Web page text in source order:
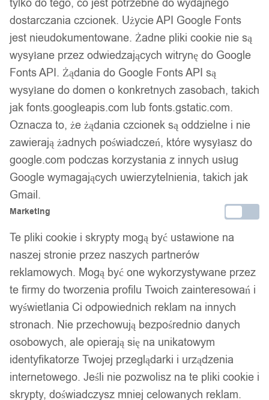
Dostawa w 24h
Zamówienia złożone do 14:00 wysyłamy tego samego dnia.
Kod produktu: CH04
Dostępny w magazynie - szybka dostawa
Dodaj do koszyka
Zamówienia złożone do 14:00 w dni robocze wysyłamy tego
samego dnia.
14 dni na zwrot
Gwarancja producenta
Wsparcie w zakupie
tylko do tego, co jest potrzebne do wydajnego
dostarczania czcionek. Użycie API Google Fonts
jest nieudokumentowane. Żadne pliki cookie nie są
wysyłane przez odwiedzających witrynę do Google
Fonts API. Żądania do Google Fonts API są
wysyłane do domen o konkretnych zasobach, takich
jak fonts.googleapis.com lub fonts.gstatic.com.
Oznacza to, że żądania czcionek są oddzielne i nie
zawierają żadnych poświadczeń, które wysyłasz do
google.com podczas korzystania z innych usług
Google wymagających uwierzytelnienia, takich jak
Gmail.
Marketing
Te pliki cookie i skrypty mogą być ustawione na
naszej stronie przez naszych partnerów
reklamowych. Mogą być one wykorzystywane przez
te firmy do tworzenia profilu Twoich zainteresowań i
wyświetlania Ci odpowiednich reklam na innych
stronach. Nie przechowują bezpośrednio danych
osobowych, ale opierają się na unikatowym
identyfikatorze Twojej przeglądarki i urządzenia
internetowego. Jeśli nie pozwolisz na te pliki cookie i
skrypty, doświadczysz mniej celowanych reklam.